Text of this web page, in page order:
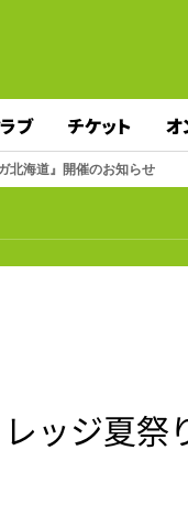
ブ チケット オ
北海道』開催のお知らせ
ッジ夏